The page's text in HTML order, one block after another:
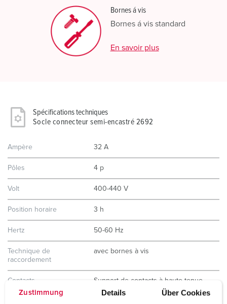
Zustimmung Details Über Cookies
Bornes á vis
Bornes á vis standard
En savoir plus
Spécifications techniques
Socle connecteur semi-encastré 2692
Ampère 32 A
Pôles 4 p
Volt 400-440 V
Position horaire 3 h
Hertz 50-60 Hz
Technique de
raccordement
avec bornes à vis
Contacts
Support de contacts à haute tenue
thermique